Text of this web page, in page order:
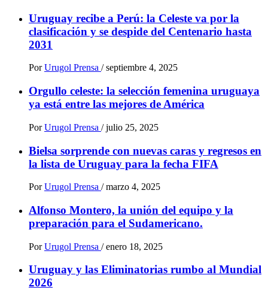
Uruguay recibe a Perú: la Celeste va por la
clasificación y se despide del Centenario hasta
2031
Por Urugol Prensa / septiembre 4, 2025
Orgullo celeste: la selección femenina uruguaya
ya está entre las mejores de América
Por Urugol Prensa / julio 25, 2025
Bielsa sorprende con nuevas caras y regresos en
la lista de Uruguay para la fecha FIFA
Por Urugol Prensa / marzo 4, 2025
Alfonso Montero, la unión del equipo y la
preparación para el Sudamericano.
Por Urugol Prensa / enero 18, 2025
Uruguay y las Eliminatorias rumbo al Mundial
2026